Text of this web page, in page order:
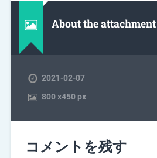
About the attachment
2021-02-07
800x450 px
コメントを残す